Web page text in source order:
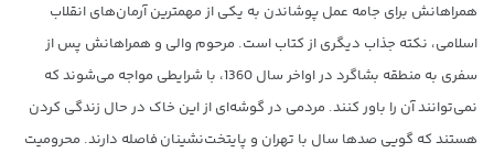
همراهانش برای جامه عمل پوشاندن به یکی از مهمترین آرمان‌های انقلاب
اسلامی، نکته جذاب دیگری از کتاب است. مرحوم والی و همراهانش پس از
سفری به منطقه بشاگرد در اواخر سال 1360، با شرایطی مواجه می‌شوند که
نمی‌توانند آن را باور کنند. مردمی در گوشه‌ای از این خاک در حال زندگی کردن
هستند که گویی صدها سال با تهران و پایتخت‌نشینان فاصله دارند. محرومیت